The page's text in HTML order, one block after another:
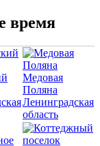
время
Медовая
Поляна
Ленинградская
область